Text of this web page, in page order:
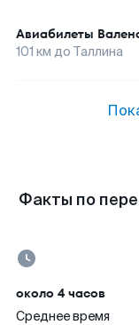
Авиабилеты
101 км до Таллина
Факты по
около 4 часов
Среднее время